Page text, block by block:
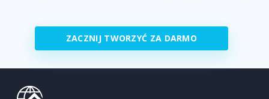
ZACZNIJ TWORZYĆ ZA DARMO